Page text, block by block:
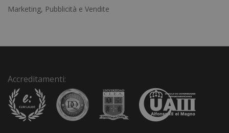
v
Marketing, Pubblicità e Vendite
Accreditamenti: